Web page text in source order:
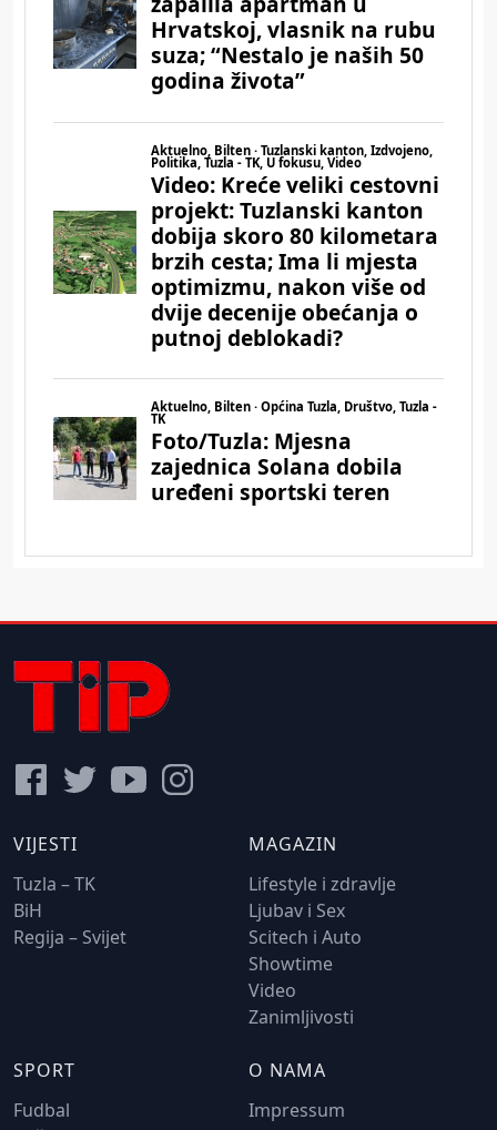
VIJESTI
Tuzla – TK
BiH
Regija – Svijet
MAGAZIN
Lifestyle i zdravlje
Ljubav i Sex
Scitech i Auto
Showtime
Video
Zanimljivosti
SPORT
Fudbal
O NAMA
Impressum